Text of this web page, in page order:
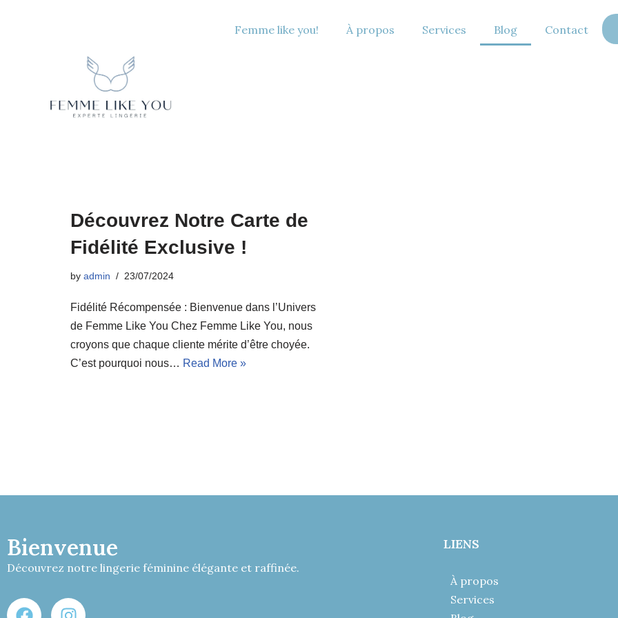
Femme like you! À propos Services Blog Contact
Découvrez Notre Carte de
Fidélité Exclusive !
by admin 23/07/2024
Fidélité Récompensée : Bienvenue dans l’Univers
de Femme Like You Chez Femme Like You, nous
croyons que chaque cliente mérite d’être choyée.
C’est pourquoi nous… Read More »
Bienvenue
Découvrez notre lingerie féminine élégante et raffinée.
LIENS
À propos
Services